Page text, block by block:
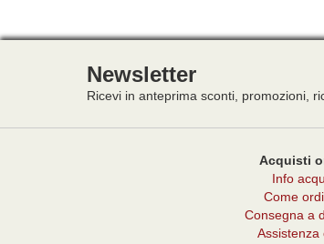
Newsletter
Ricevi in anteprima sconti, promozioni,
Acquisti
Info
Come
Consegna a
Assistenza